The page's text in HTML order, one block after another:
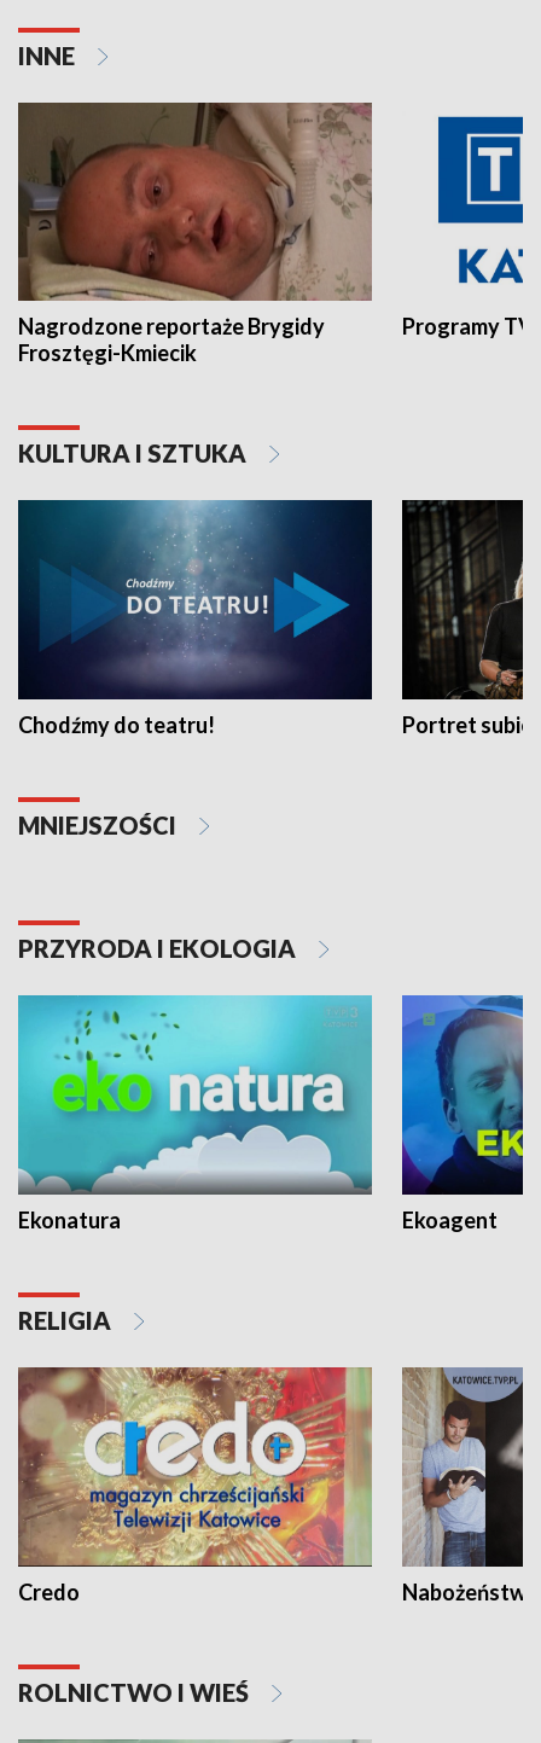
INNE
Nagrodzone reportaże Brygidy
Frosztęgi-Kmiecik
Programy
KULTURA I SZTUKA
Chodźmy do teatru! Portret
MNIEJSZOŚCI
PRZYRODA I EKOLOGIA
Ekonatura Ekoagent
RELIGIA
Credo
ROLNICTWO I WIEŚ